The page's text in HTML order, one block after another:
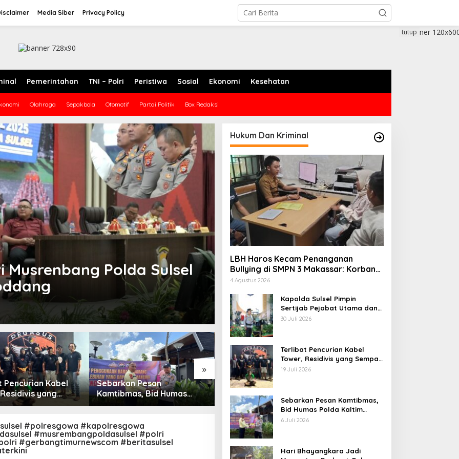
Media Siber Privacy Policy
Pemerintahan TNI – Polri Peristiwa Sosial Ekonomi Kesehatan
Olahraga Sepakbola Otomotif Partai Politik Box Redaksi
tutup
Musrenbang Polda Sulsel
»
Pencurian Kabel
yang
Kabur Berhasil
Sebarkan Pesan
Kamtibmas, Bid Humas
Polda Kaltim Intensifkan
serta Pembagian Stiker
Hari Bhayangkara Jadi
Momentum Berbagi, Polres
Gowa Datangi Warga yang
Membutuhkan
SMPN 3 Makassar: Korban
Justru Dipaksa Pindah
#polresgowa #kapolresgowa
#musrembangpoldasulsel #polri
#gerbangtimurnewscom #beritasulsel
Hukum Dan Kriminal
LBH Haros Kecam Penanganan
Bullying di SMPN 3 Makassar: Korban
Justru Dipaksa Pindah
4 Agustus 2026
Kapolda Sulsel Pimpin
Sertijab Pejabat Utama dan
Kapolres Jajaran Serta
30 Juli 2026
Terlibat Pencurian Kabel
Tower, Residivis yang Sempat
Kabur Berhasil Ditangkap Tim
19 Juli 2026
Sebarkan Pesan Kamtibmas,
Bid Humas Polda Kaltim
Intensifkan Pemasangan
6 Juli 2026
Hari Bhayangkara Jadi